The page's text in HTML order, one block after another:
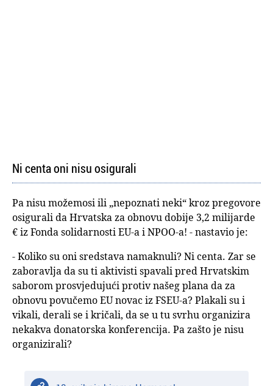
Ni centa oni nisu osigurali
Pa nisu možemosi ili „nepoznati neki“ kroz pregovore
osigurali da Hrvatska za obnovu dobije 3,2 milijarde
€ iz Fonda solidarnosti EU-a i NPOO-a! - nastavio je:
- Koliko su oni sredstava namaknuli? Ni centa. Zar se
zaboravlja da su ti aktivisti spavali pred Hrvatskim
saborom prosvjedujući protiv našeg plana da za
obnovu povučemo EU novac iz FSEU-a? Plakali su i
vikali, derali se i kričali, da se u tu svrhu organizira
nekakva donatorska konferencija. Pa zašto je nisu
organizirali?